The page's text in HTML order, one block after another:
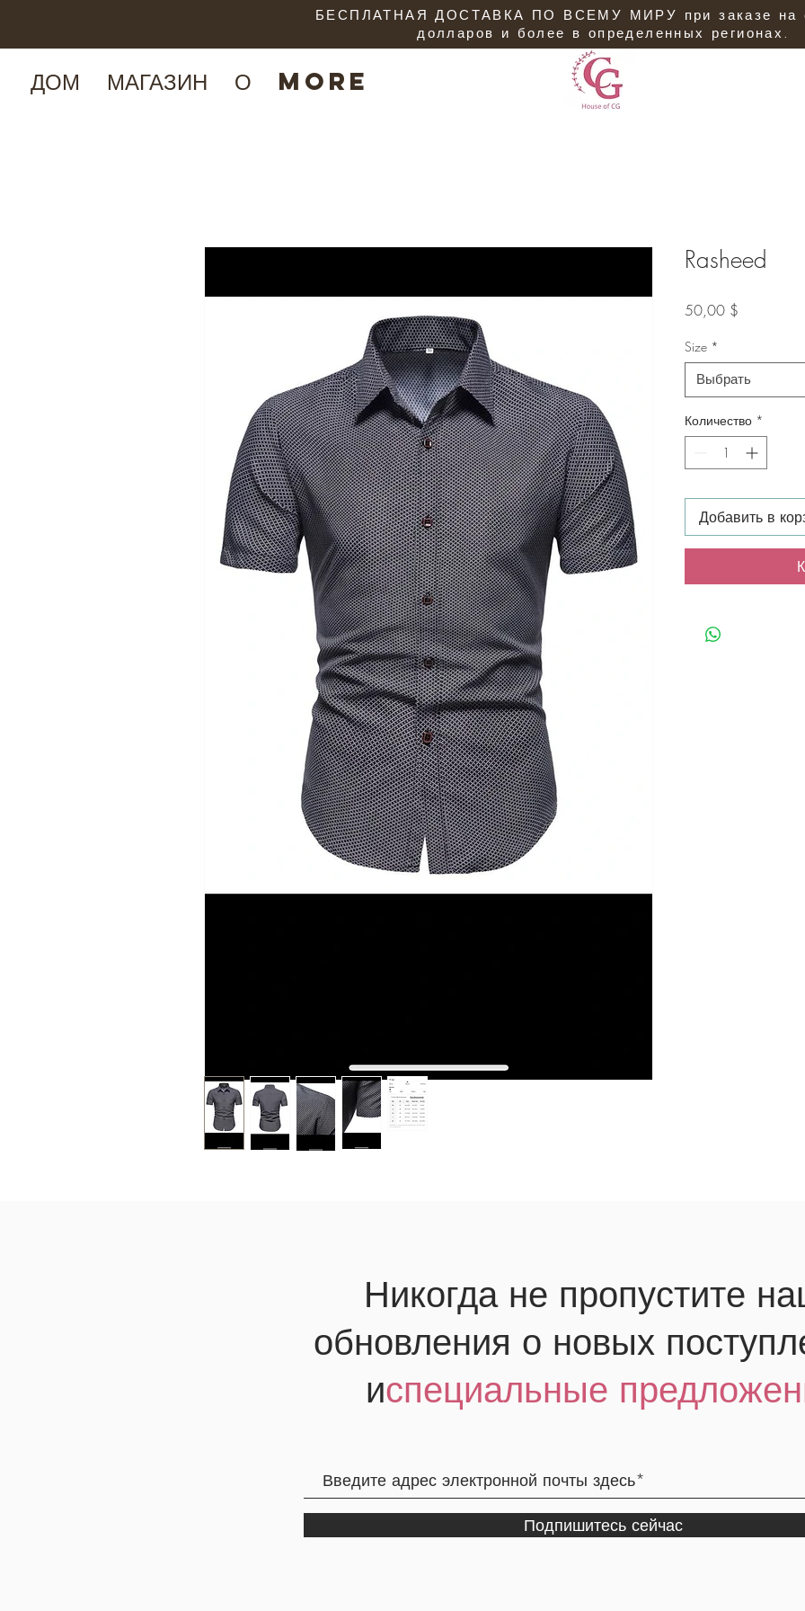
ДОМ МАГАЗИН О More
БЕСПЛАТНАЯ ДОСТАВКА ПО ВСЕМУ МИРУ при заказе на
долларов и более в определенных регионах.
Rasheed
50,00 $
Size *
Выбрать
Количество *
Добавить в
Никогда не пропустите
обновления о новых
испециальные
Подпишитесь сейчас